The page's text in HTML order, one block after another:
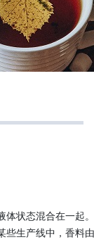
体状态混合在一起
些生产线中，香料